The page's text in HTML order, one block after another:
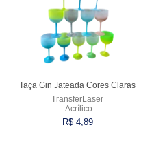
Taça Gin Jateada Cores Claras
TransferLaser
Acrílico
R$ 4,89